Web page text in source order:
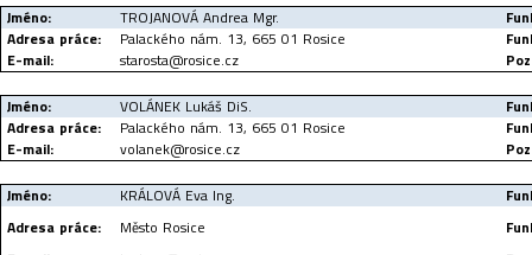
Jméno:
TROJANOVÁ Andrea Mgr.
Adresa práce:
Palackého nám. 13, 665 01 Rosice
E-mail:
starosta@rosice.cz
Jméno: VOLÁNEK Lukáš DiS.
Adresa práce:
Palackého nám. 13, 665 01 Rosice
E-mail:
volanek@rosice.cz
Jméno: KRÁLOVÁ Eva Ing.
Adresa práce:
Město Rosice